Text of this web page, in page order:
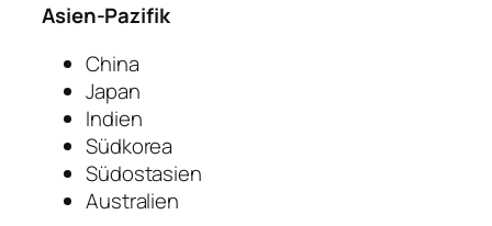
Asien-Pazifik
China
Japan
Indien
Südkorea
Südostasien
Australien